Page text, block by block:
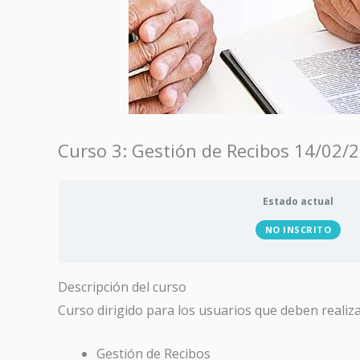
Curso 3: Gestión de Recibos 14/02/
Estado actual
NO INSCRITO
Descripción del curso
Curso dirigido para los usuarios que deben
Gestión de Recibos